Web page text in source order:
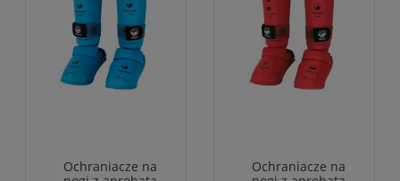
Ochraniacze na
Ochraniacze na